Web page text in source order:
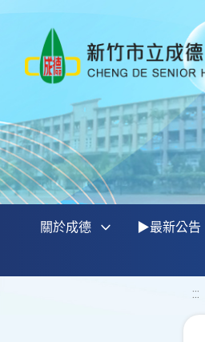
關於成德 ▶最新公告
:::